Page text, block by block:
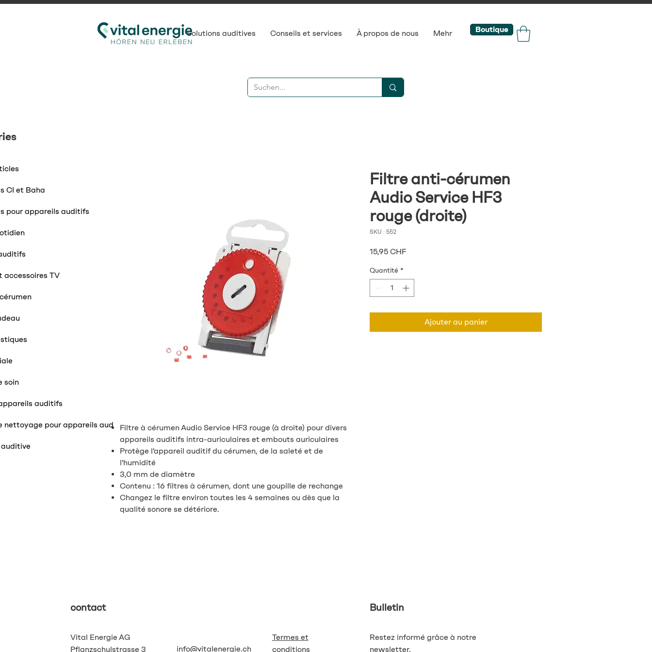
Solutions auditives Conseils et services À propos de nous Mehr Boutique
CI et Baha
pour appareils auditifs
accessoires TV
soin
auditifs
nettoyage pour appareils aud
Filtre à cérumen Audio Service HF3 rouge (à droite) pour divers
appareils auditifs intra-auriculaires et embouts auriculaires
Protège l'appareil auditif du cérumen, de la saleté et de
l'humidité
3,0 mm de diamètre
Contenu : 16 filtres à cérumen, dont une goupille de rechange
Changez le filtre environ toutes les 4 semaines ou dès que la
qualité sonore se détériore.
Filtre anti-cérumen
Audio Service HF3
rouge (droite)
SKU : 552
15,95 CHFPrix
Quantité *
Ajouter au panier
contact
Vital Energie AG
Pflanzschulstrasse 3
info@vitalenergie.ch
Termes et
conditions
Bulletin
Restez informé grâce à notre
newsletter.